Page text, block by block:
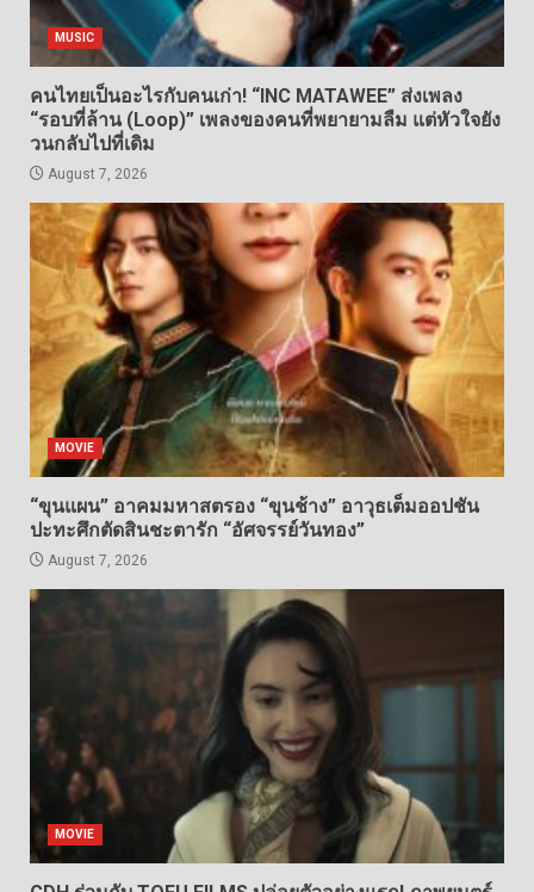
MUSIC
คนไทยเป็นอะไรกับคนเก่า! “INC MATAWEE” ส่งเพลง
“รอบที่ล้าน (Loop)” เพลงของคนที่พยายามลืม แต่หัวใจยัง
วนกลับไปที่เดิม
August 7, 2026
MOVIE
“ขุนแผน” อาคมมหาสตรอง “ขุนช้าง” อาวุธเต็มออปชัน
ปะทะศึกตัดสินชะตารัก “อัศจรรย์วันทอง”
August 7, 2026
MOVIE